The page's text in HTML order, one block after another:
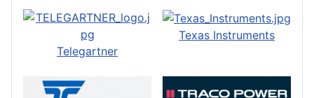
Telegartner
Texas Instruments